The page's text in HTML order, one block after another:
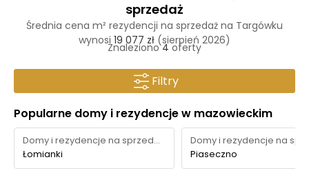
sprzedaż
Średnia cena m² rezydencji na sprzedaż na Targówku
wynosi 19 077 zł (sierpień 2026)
Znaleziono4oferty
Filtry
Popularne domy i rezydencje w mazowieckim
Domy i rezydencje na sprzedaż
Łomianki
Piaseczno